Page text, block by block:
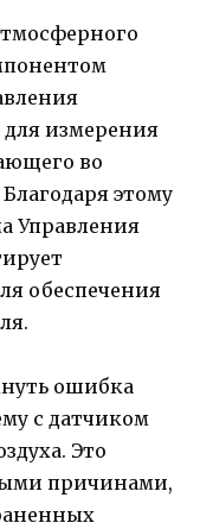
для измерения
во
этому
Управления
обеспечения
ошибка
с датчиком
Это
причинами,